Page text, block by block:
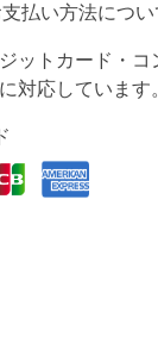
払い方法につい
ットカード・コ
対応しています